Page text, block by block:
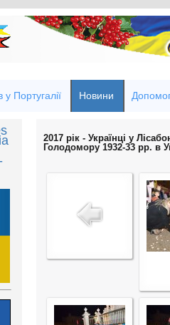
у Португалії Новини
2017 рік - Українці у
Голодомору 1932-33 рр. в